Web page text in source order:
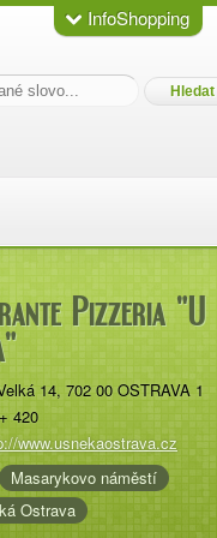
Pizzeria "U
14, 702 00 OSTRAVA 1
+ 420
www.usnekaostrava.cz
Masarykovo náměstí
Ostrava
InfoShopping